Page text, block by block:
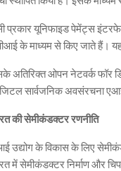
प्रकार यूनिफाइड पेमेंट्स
के माध्यम से किए जाते हैं।
अतिरिक्त ओपन नेटवर्क फॉर
सार्वजनिक अवसंरचना
की सेमीकंडक्टर रणनीति
उद्योग के विकास के लिए
में सेमीकंडक्टर निर्माण और